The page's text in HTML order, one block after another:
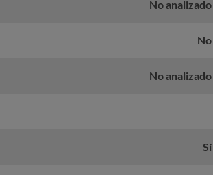
No analizado
No
No analizado
Sí